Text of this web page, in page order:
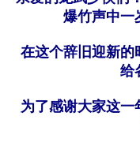
爆竹声中一
在这个辞旧迎新的
给
为了感谢大家这一